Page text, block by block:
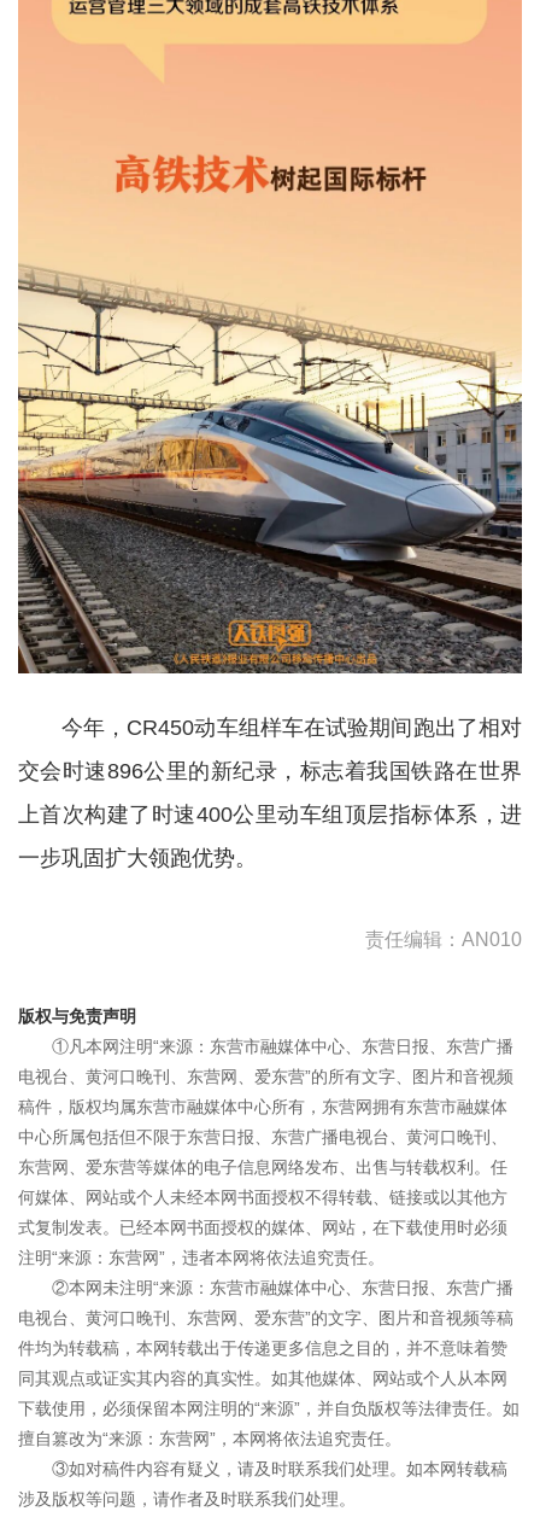
今年，CR450动车组样车在试验期间跑出了相对
交会时速896公里的新纪录，标志着我国铁路在世界
上首次构建了时速400公里动车组顶层指标体系，进
一步巩固扩大领跑优势。
责任编辑：AN010
版权与免责声明
①凡本网注明“来源：东营市融媒体中心、东营日报、东营广播
电视台、黄河口晚刊、东营网、爱东营”的所有文字、图片和音视频
稿件，版权均属东营市融媒体中心所有，东营网拥有东营市融媒体
中心所属包括但不限于东营日报、东营广播电视台、黄河口晚刊、
东营网、爱东营等媒体的电子信息网络发布、出售与转载权利。任
何媒体、网站或个人未经本网书面授权不得转载、链接或以其他方
式复制发表。已经本网书面授权的媒体、网站，在下载使用时必须
注明“来源：东营网”，违者本网将依法追究责任。
②本网未注明“来源：东营市融媒体中心、东营日报、东营广播
电视台、黄河口晚刊、东营网、爱东营”的文字、图片和音视频等稿
件均为转载稿，本网转载出于传递更多信息之目的，并不意味着赞
同其观点或证实其内容的真实性。如其他媒体、网站或个人从本网
下载使用，必须保留本网注明的“来源”，并自负版权等法律责任。如
擅自篡改为“来源：东营网”，本网将依法追究责任。
③如对稿件内容有疑义，请及时联系我们处理。如本网转载稿
涉及版权等问题，请作者及时联系我们处理。